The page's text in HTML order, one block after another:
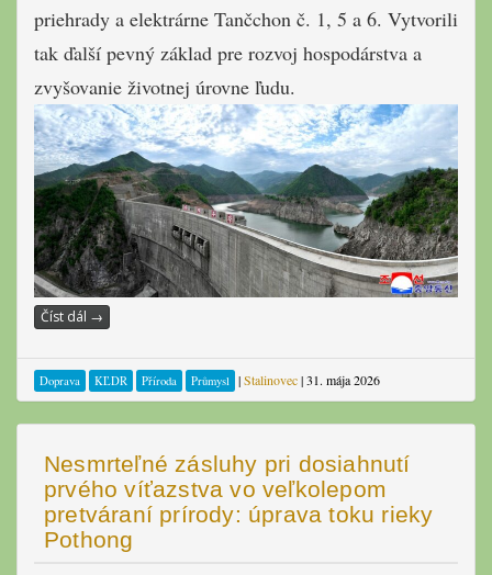
priehrady a elektrárne Tančchon č. 1, 5 a 6. Vytvorili
tak ďalší pevný základ pre rozvoj hospodárstva a
zvyšovanie životnej úrovne ľudu.
Číst dál →
Doprava KĽDR Příroda Průmysl |Stalinovec|31. mája 2026
Nesmrteľné zásluhy pri dosiahnutí
prvého víťazstva vo veľkolepom
pretváraní prírody: úprava toku rieky
Pothong